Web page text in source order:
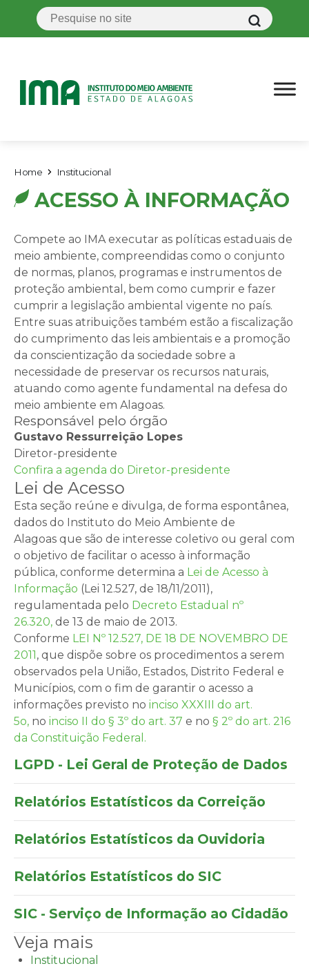
Home Institucional
ACESSO À INFORMAÇÃO
Compete ao IMA executar as políticas estaduais de
meio ambiente, compreendidas como o conjunto
de normas, planos, programas e instrumentos de
proteção ambiental, bem como cumprir e fazer
cumprir a legislação ambiental vigente no país.
Entre suas atribuições também estão a fiscalização
do cumprimento das leis ambientais e a promoção
da conscientização da sociedade sobre a
necessidade de preservar os recursos naturais,
atuando como agente fundamental na defesa do
meio ambiente em Alagoas.
Responsável pelo órgão
Gustavo Ressurreição Lopes
Diretor-presidente
Confira a agenda do Diretor-presidente
Lei de Acesso
Esta seção reúne e divulga, de forma espontânea,
dados do Instituto do Meio Ambiente de
Alagoas que são de interesse coletivo ou geral com
o objetivo de facilitar o acesso à informação
pública, conforme determina a Lei de Acesso à
Informação (Lei 12.527, de 18/11/2011),
regulamentada pelo Decreto Estadual nº
26.320, de 13 de maio de 2013.
Conforme LEI Nº 12.527, DE 18 DE NOVEMBRO DE
2011 , que dispõe sobre os procedimentos a serem
observados pela União, Estados, Distrito Federal e
Municípios, com o fim de garantir o acesso a
informações previsto no inciso XXXIII do art.
5o, no inciso II do § 3º do art. 37 e no § 2º do art. 216
da Constituição Federal.
LGPD - Lei Geral de Proteção de Dados
Relatórios Estatísticos da Correição
Relatórios Estatísticos da Ouvidoria
Relatórios Estatísticos do SIC
SIC - Serviço de Informação ao Cidadão
Veja mais
Institucional